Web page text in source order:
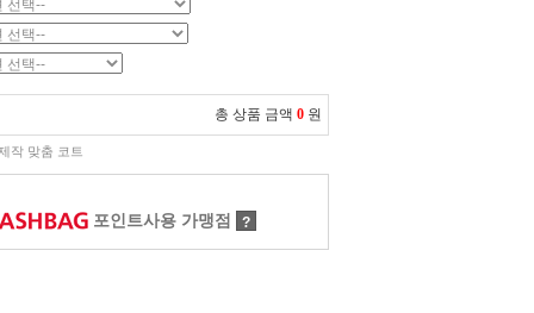
총 상품 금액 0 원
작 맞춤 코트
포인트사용 가맹점 ?